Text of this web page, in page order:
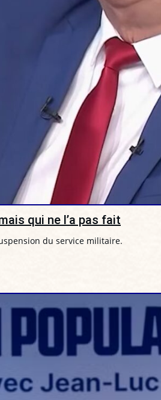
qui ne l’a pas fait
du service militaire.